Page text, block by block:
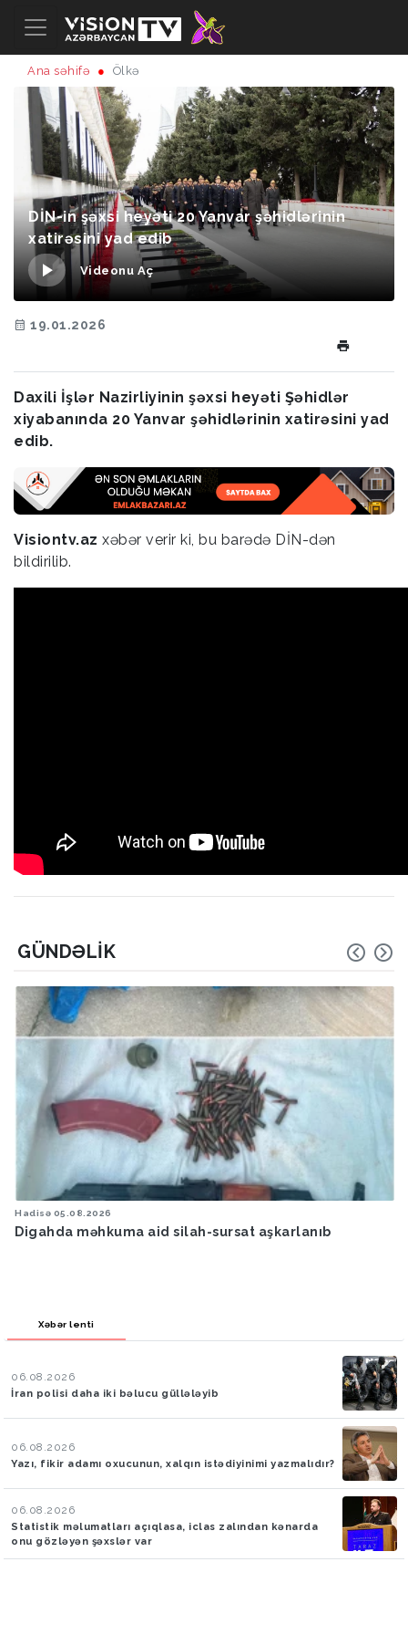
Ana səhifə Ölkə
DİN-in şəxsi heyəti 20 Yanvar şəhidlərinin
xatirəsini yad edib
Videonu Aç
19.01.2026
Daxili İşlər Nazirliyinin şəxsi heyəti Şəhidlər
xiyabanında 20 Yanvar şəhidlərinin xatirəsini yad
edib.
Visiontv.az xəbər verir ki, bu barədə DİN-dən
bildirilib.
GÜNDƏLIK
Hadisə 05.08.2026
Digahda məhkuma aid silah-sursat aşkarlanıb
Xəbər lenti
06.08.2026
İran polisi daha iki bəlucu güllələyib
06.08.2026
Yazı, fikir adamı oxucunun, xalqın istədiyinimi yazmalıdır?
06.08.2026
Statistik məlumatları açıqlasa, iclas zalından kənarda
onu gözləyən şəxslər var